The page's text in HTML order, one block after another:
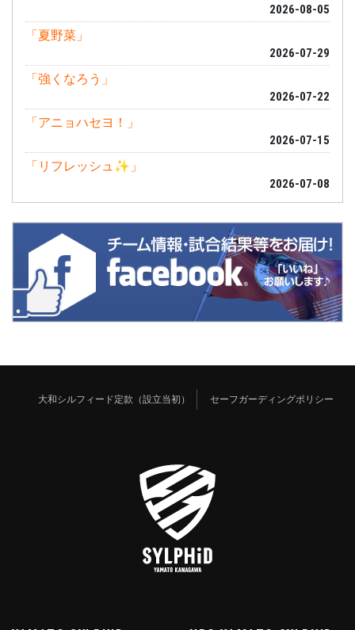
2026-08-05
「夏野菜」
2026-07-29
「強くなろう」
2026-07-22
「アニョハセヨ！」
2026-07-15
「リフレッシュ✨」
2026-07-08
大和シルフィード定款（設立当初） セーフガーディングポリシー